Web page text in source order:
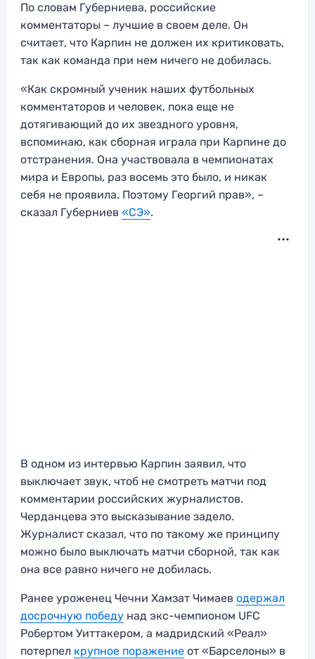
По словам Губерниева, российские
комментаторы – лучшие в своем деле. Он
считает, что Карпин не должен их критиковать,
так как команда при нем ничего не добилась.
«Как скромный ученик наших футбольных
комментаторов и человек, пока еще не
дотягивающий до их звездного уровня,
вспоминаю, как сборная играла при Карпине до
отстранения. Она участвовала в чемпионатах
мира и Европы, раз восемь это было, и никак
себя не проявила. Поэтому Георгий прав», –
сказал Губерниев «СЭ».
В одном из интервью Карпин заявил, что
выключает звук, чтоб не смотреть матчи под
комментарии российских журналистов.
Черданцева это высказывание задело.
Журналист сказал, что по такому же принципу
можно было выключать матчи сборной, так как
она все равно ничего не добилась.
Ранее уроженец Чечни Хамзат Чимаев одержал
досрочную победу над экс-чемпионом UFC
Робертом Уиттакером, а мадридский «Реал»
потерпел крупное поражение от «Барселоны» в